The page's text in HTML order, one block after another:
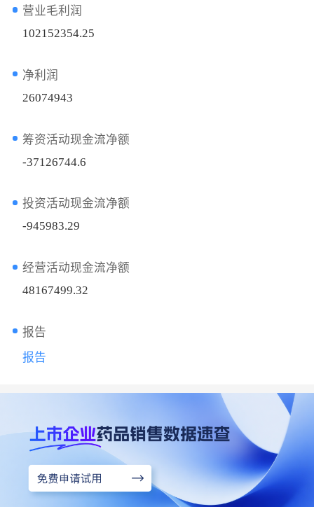
营业毛利润
102152354.25
净利润
26074943
筹资活动现金流净额
-37126744.6
投资活动现金流净额
-945983.29
经营活动现金流净额
48167499.32
报告
报告